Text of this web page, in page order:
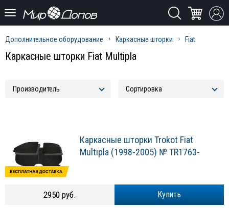
Дополнительное оборудование Каркасные шторки Fiat
Каркасные шторки Fiat Multipla
Каркасные шторки Trokot Fiat
Multipla (1998-2005) № TR1763-
Купить
2950 руб.